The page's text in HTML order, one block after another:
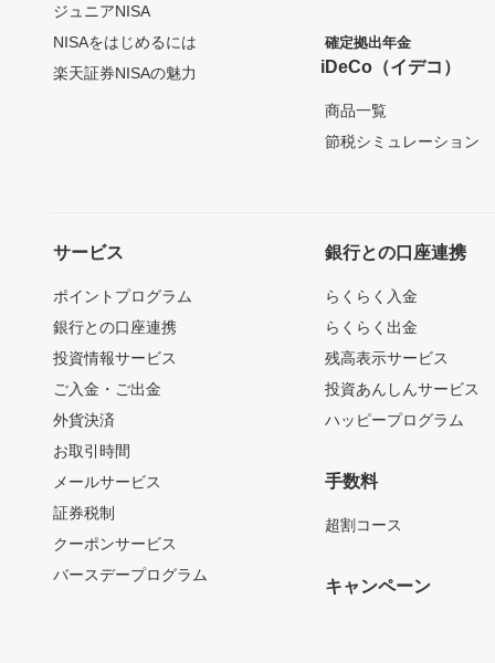
ジュニアNISA
NISAをはじめるには
楽天証券NISAの魅力
確定拠出年金
iDeCo（イデコ）
商品一覧
節税シミュレーション
サービス
ポイントプログラム
銀行との口座連携
投資情報サービス
ご入金・ご出金
外貨決済
お取引時間
メールサービス
証券税制
クーポンサービス
バースデープログラム
銀行との口座連携
らくらく入金
らくらく出金
残高表示サービス
投資あんしんサービス
ハッピープログラム
手数料
超割コース
キャンペーン